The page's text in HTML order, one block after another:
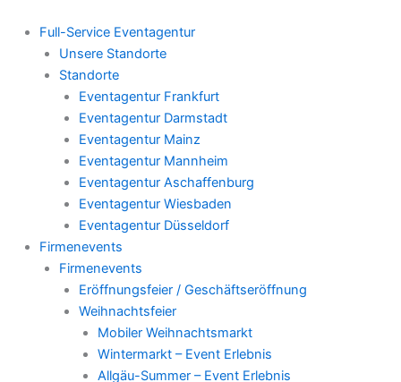
Full-Service Eventagentur
Unsere Standorte
Standorte
Eventagentur Frankfurt
Eventagentur Darmstadt
Eventagentur Mainz
Eventagentur Mannheim
Eventagentur Aschaffenburg
Eventagentur Wiesbaden
Eventagentur Düsseldorf
Firmenevents
Firmenevents
Eröffnungsfeier / Geschäftseröffnung
Weihnachtsfeier
Mobiler Weihnachtsmarkt
Wintermarkt – Event Erlebnis
Allgäu-Summer – Event Erlebnis